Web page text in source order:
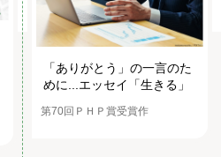
「ありがとう」の一言のた
めに...エッセイ「生きる」
第70回ＰＨＰ賞受賞作